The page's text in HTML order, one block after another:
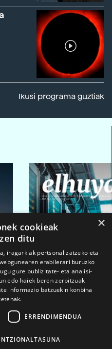
Ikusi programa guztiak
2026ko mar. 1a
×
cookieak
ditu
iragarkiak pertsonalizatzeko eta
erabilerari buruzko
gure publizitate- eta analisi-
edo haiek beren zerbitzuak
informazio batzuekin konbina
ERRENDIMENDUA